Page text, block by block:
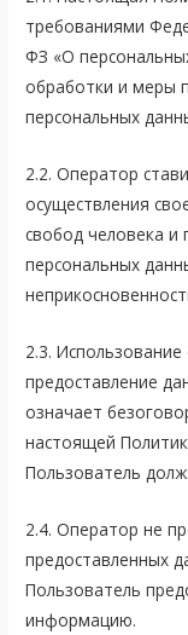
требованиями
ФЗ «О
обработки и меры
персональных
2.2. Оператор
осуществления
свобод человека и
персональных
2.3.
предоставление
означает
настоящей
Пользователь
2.4. Оператор не
предоставленных
Пользователь
информацию.